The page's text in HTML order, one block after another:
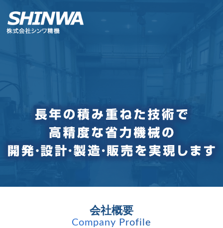
会社概要
Company Profile